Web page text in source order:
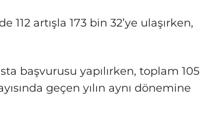
112 artışla 173 bin 32’ye ulaşırken,
başvurusu yapılırken, toplam 105
geçen yılın aynı dönemine